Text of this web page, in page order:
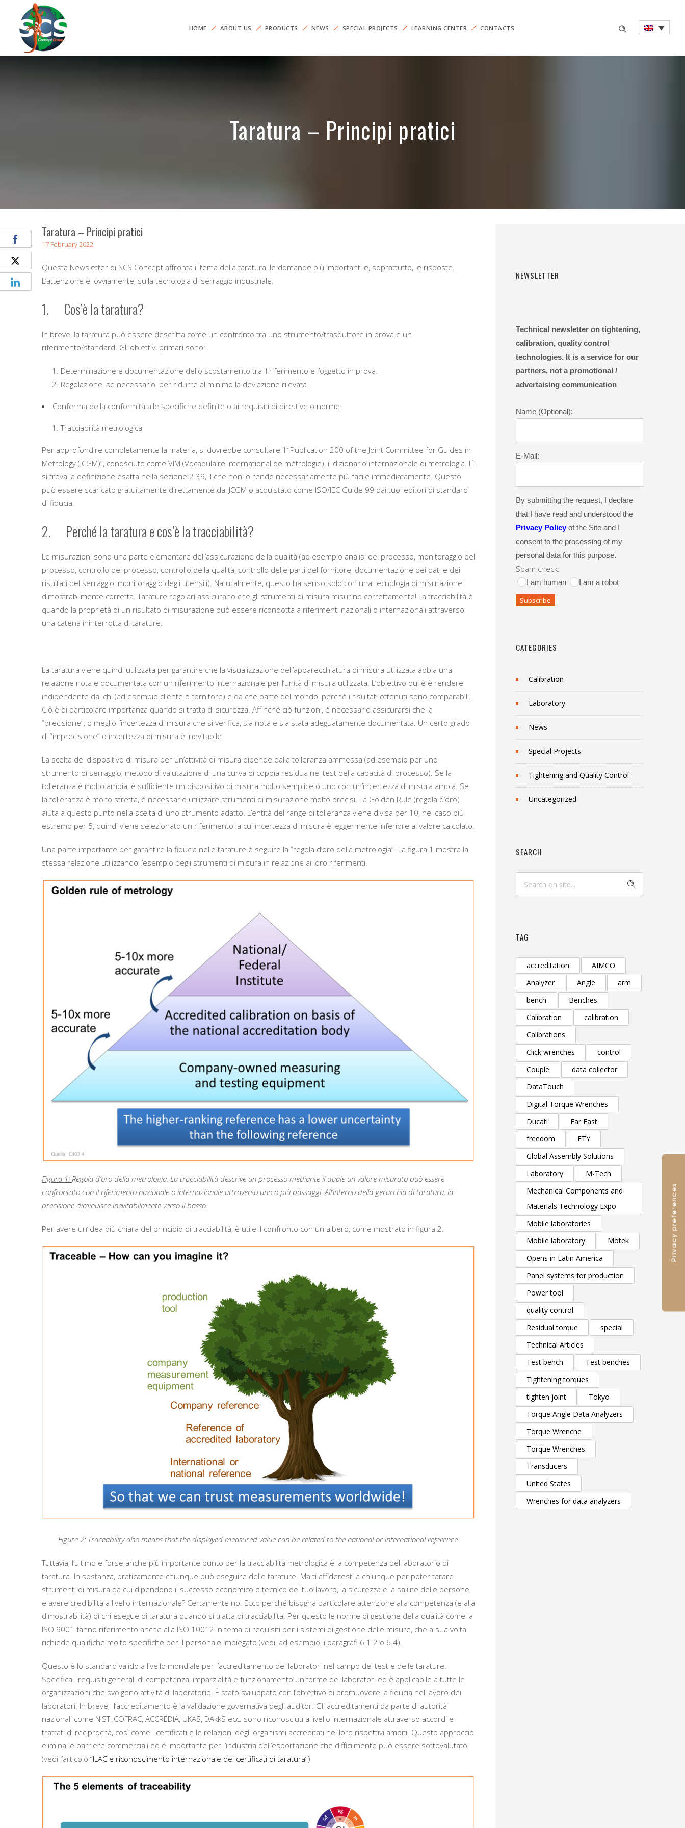
HOME ABOUT US PRODUCTS NEWS SPECIAL PROJECTS LEARNING CENTER CONTACTS
Taratura – Principi pratici
Taratura – Principi pratici
17 February 2022
Questa Newsletter di SCS Concept affronta il tema della taratura, le domande più importanti e, soprattutto, le risposte.
L’attenzione è, ovviamente, sulla tecnologia di serraggio industriale.
1. Cos’è la taratura?
In breve, la taratura può essere descritta come un confronto tra uno strumento/trasduttore in prova e un
riferimento/standard. Gli obiettivi primari sono:
Determinazione e documentazione dello scostamento tra il riferimento e l’oggetto in prova.
Regolazione, se necessario, per ridurre al minimo la deviazione rilevata
Conferma della conformità alle specifiche definite o ai requisiti di direttive o norme
Tracciabilità metrologica
Per approfondire completamente la materia, si dovrebbe consultare il “Publication 200 of the Joint Committee for Guides in
Metrology (JCGM)”, conosciuto come VIM (Vocabulaire international de métrologie), il dizionario internazionale di metrologia. Lì
si trova la definizione esatta nella sezione 2.39, il che non lo rende necessariamente più facile immediatamente. Questo
può essere scaricato gratuitamente direttamente dal JCGM o acquistato come ISO/IEC Guide 99 dai tuoi editori di standard
di fiducia.
2. Perché la taratura e cos’è la tracciabilità?
Le misurazioni sono una parte elementare dell’assicurazione della qualità (ad esempio analisi del processo, monitoraggio del
processo, controllo del processo, controllo della qualità, controllo delle parti del fornitore, documentazione dei dati e dei
risultati del serraggio, monitoraggio degli utensili). Naturalmente, questo ha senso solo con una tecnologia di misurazione
dimostrabilmente corretta. Tarature regolari assicurano che gli strumenti di misura misurino correttamente! La tracciabilità è
quando la proprietà di un risultato di misurazione può essere ricondotta a riferimenti nazionali o internazionali attraverso
una catena ininterrotta di tarature.
La taratura viene quindi utilizzata per garantire che la visualizzazione dell’apparecchiatura di misura utilizzata abbia una
relazione nota e documentata con un riferimento internazionale per l’unità di misura utilizzata. L’obiettivo qui è è rendere
indipendente dal chi (ad esempio cliente o fornitore) e da che parte del mondo, perché i risultati ottenuti sono comparabili.
Ciò è di particolare importanza quando si tratta di sicurezza. Affinché ciò funzioni, è necessario assicurarsi che la
“precisione”, o meglio l’incertezza di misura che si verifica, sia nota e sia stata adeguatamente documentata. Un certo grado
di “imprecisione” o incertezza di misura è inevitabile.
La scelta del dispositivo di misura per un’attività di misura dipende dalla tolleranza ammessa (ad esempio per uno
strumento di serraggio, metodo di valutazione di una curva di coppia residua nel test della capacità di processo). Se la
tolleranza è molto ampia, è sufficiente un dispositivo di misura molto semplice o uno con un’incertezza di misura ampia. Se
la tolleranza è molto stretta, è necessario utilizzare strumenti di misurazione molto precisi. La Golden Rule (regola d’oro)
aiuta a questo punto nella scelta di uno strumento adatto. L’entità del range di tolleranza viene divisa per 10, nel caso più
estremo per 5, quindi viene selezionato un riferimento la cui incertezza di misura è leggermente inferiore al valore calcolato.
Una parte importante per garantire la fiducia nelle tarature è seguire la “regola d’oro della metrologia”. La figura 1 mostra la
stessa relazione utilizzando l’esempio degli strumenti di misura in relazione ai loro riferimenti.
Figura 1: Regola d’oro della metrologia. La tracciabilità descrive un processo mediante il quale un valore misurato può essere
confrontato con il riferimento nazionale o internazionale attraverso uno o più passaggi. All’interno della gerarchia di taratura, la
precisione diminuisce inevitabilmente verso il basso.
Per avere un’idea più chiara del principio di tracciabilità, è utile il confronto con un albero, come mostrato in figura 2.
Figure 2:Traceability also means that the displayed measured value can be related to the national or international reference.
Tuttavia, l’ultimo e forse anche più importante punto per la tracciabilità metrologica è la competenza del laboratorio di
taratura. In sostanza, praticamente chiunque può eseguire delle tarature. Ma ti affideresti a chiunque per poter tarare
strumenti di misura da cui dipendono il successo economico o tecnico del tuo lavoro, la sicurezza e la salute delle persone,
e avere credibilità a livello internazionale? Certamente no. Ecco perché bisogna particolare attenzione alla competenza (e alla
dimostrabilità) di chi esegue di taratura quando si tratta di tracciabilità. Per questo le norme di gestione della qualità come la
ISO 9001 fanno riferimento anche alla ISO 10012 in tema di requisiti per i sistemi di gestione delle misure, che a sua volta
richiede qualifiche molto specifiche per il personale impiegato (vedi, ad esempio, i paragrafi 6.1.2 o 6.4).
Questo è lo standard valido a livello mondiale per l’accreditamento dei laboratori nel campo dei test e delle tarature.
Specifica i requisiti generali di competenza, imparzialità e funzionamento uniforme dei laboratori ed è applicabile a tutte le
organizzazioni che svolgono attività di laboratorio. È stato sviluppato con l’obiettivo di promuovere la fiducia nel lavoro dei
laboratori. In breve, l’accreditamento è la validazione governativa degli auditor. Gli accreditamenti da parte di autorità
nazionali come NIST, COFRAC, ACCREDIA, UKAS, DAkkS ecc. sono riconosciuti a livello internazionale attraverso accordi e
trattati di reciprocità, così come i certificati e le relazioni degli organismi accreditati nei loro rispettivi ambiti. Questo approccio
elimina le barriere commerciali ed è importante per l’industria dell’esportazione che difficilmente può essere sottovalutato.
(vedi l’articolo “ILAC e riconoscimento internazionale dei certificati di taratura”)
NEWSLETTER
Technical newsletter on tightening,
calibration, quality control
technologies. It is a service for our
partners, not a promotional /
advertaising communication
Name (Optional):
E-Mail:
By submitting the request, I declare
that I have read and understood the
Privacy Policy of the Site and I
consent to the processing of my
personal data for this purpose.
Spam check:
I am human I am a robot
CATEGORIES
Calibration
Laboratory
News
Special Projects
Tightening and Quality Control
Uncategorized
SEARCH
TAG
accreditation
AIMCO
Analyzer
Angle
arm
bench
Benches
Calibration
calibration
Calibrations
Click wrenches
control
Couple
data collector
DataTouch
Digital Torque Wrenches
Ducati
Far East
freedom
FTY
Global Assembly Solutions
Laboratory
M-Tech
Mechanical Components and
Materials Technology Expo
Mobile laboratories
Mobile laboratory
Motek
Opens in Latin America
Panel systems for production
Power tool
quality control
Residual torque
special
Technical Articles
Test bench
Test benches
Tightening torques
tighten joint
Tokyo
Torque Angle Data Analyzers
Torque Wrenche
Torque Wrenches
Transducers
United States
Wrenches for data analyzers